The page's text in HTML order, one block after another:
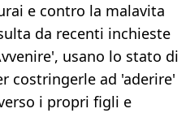
e contro la malavita
da recenti inchieste
usano lo stato di
costringerle ad 'aderire'
i propri figli e